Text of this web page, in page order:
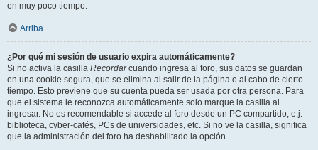
en muy poco tiempo.
Arriba
¿Por qué mi sesión de usuario expira automáticamente?
Si no activa la casilla Recordarcuando ingresa al foro, sus datos se guardan
en una cookie segura, que se elimina al salir de la página o al cabo de cierto
tiempo. Esto previene que su cuenta pueda ser usada por otra persona. Para
que el sistema le reconozca automáticamente solo marque la casilla al
ingresar. No es recomendable si accede al foro desde un PC compartido, e.j.
biblioteca, cyber-cafés, PCs de universidades, etc. Si no ve la casilla, significa
que la administración del foro ha deshabilitado la opción.